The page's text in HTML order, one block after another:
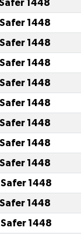
Safer 1448
1448
1448
1448
1448
1448
1448
1448
1448
1448
1448
1448